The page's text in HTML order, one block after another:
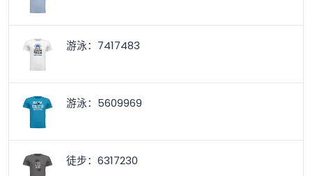
游泳：7417483
游泳：5609969
徒步：6317230